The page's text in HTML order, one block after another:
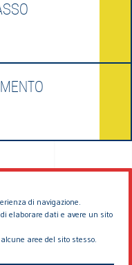
di navigazione.
elaborare dati e avere un sito
aree del sito stesso.